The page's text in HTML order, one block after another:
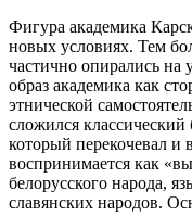
Фигура академика
новых условиях. Тем
частично опирались на
образ академика как
этнической
сложился классический
который перекочевал и
воспринимается как
белорусского народа,
славянских народов.